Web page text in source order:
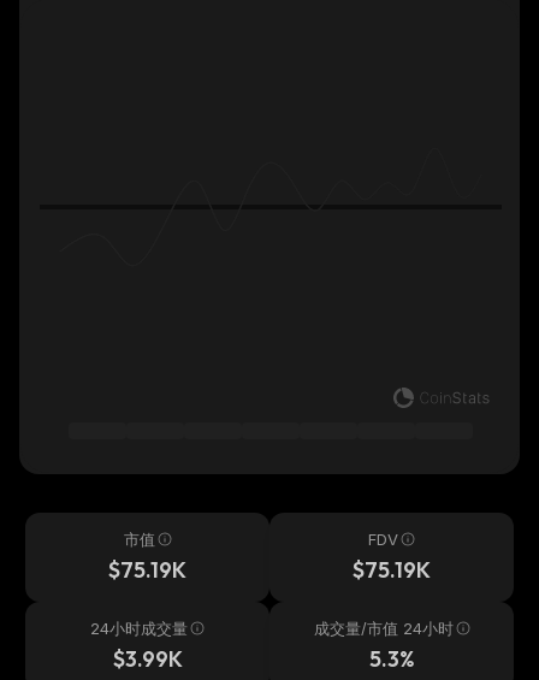
市值
$75.19K
FDV
$75.19K
24小时成交量
$3.99K
成交量/市值 24小时
5.3%